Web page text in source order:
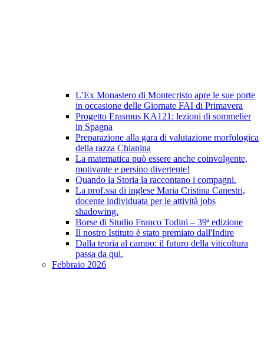
L’Ex Monastero di Montecristo apre le sue porte
in occasione delle Giornate FAI di Primavera
Progetto Erasmus KA121: lezioni di sommelier
in Spagna
Preparazione alla gara di valutazione morfologica
della razza Chianina
La matematica può essere anche coinvolgente,
motivante e persino divertente!
Quando la Storia la raccontano i compagni.
La prof.ssa di inglese Maria Cristina Canestri,
docente individuata per le attività jobs
shadowing.
Borse di Studio Franco Todini – 39ª edizione
Il nostro Istituto è stato premiato dall'Indire
Dalla teoria al campo: il futuro della viticoltura
passa da qui.
Febbraio 2026